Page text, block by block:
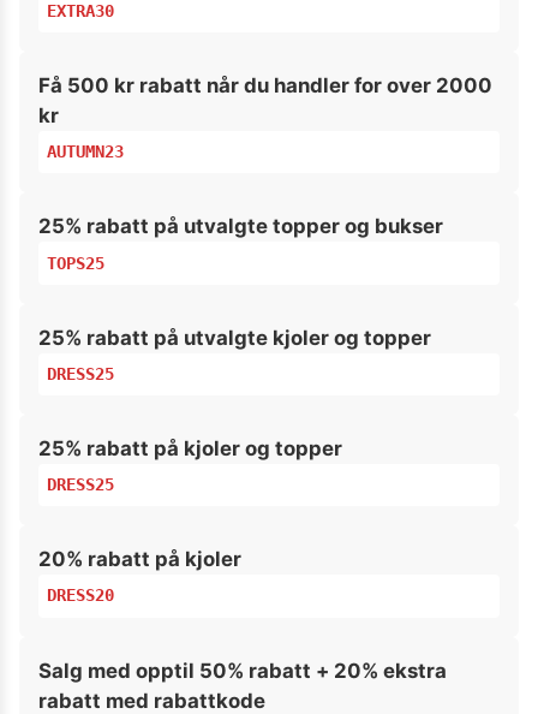
EXTRA30
Få 500 kr rabatt når du handler for over 2000
kr
AUTUMN23
25% rabatt på utvalgte topper og bukser
TOPS25
25% rabatt på utvalgte kjoler og topper
DRESS25
25% rabatt på kjoler og topper
DRESS25
20% rabatt på kjoler
DRESS20
Salg med opptil 50% rabatt + 20% ekstra
rabatt med rabattkode